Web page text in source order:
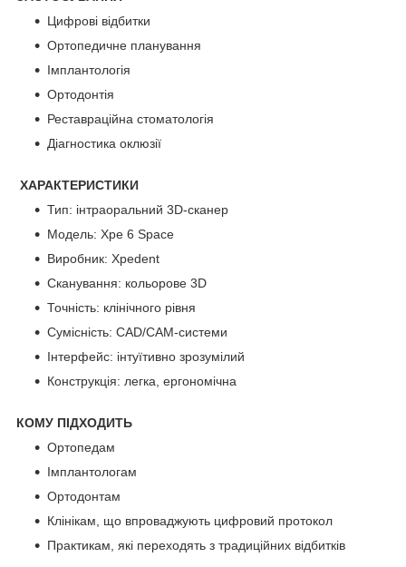
Цифрові відбитки
Ортопедичне планування
Імплантологія
Ортодонтія
Реставраційна стоматологія
Діагностика оклюзії
ХАРАКТЕРИСТИКИ
Тип: інтраоральний 3D-сканер
Модель: Xpe 6 Space
Виробник: Xpedent
Сканування: кольорове 3D
Точність: клінічного рівня
Сумісність: CAD/CAM-системи
Інтерфейс: інтуїтивно зрозумілий
Конструкція: легка, ергономічна
КОМУ ПІДХОДИТЬ
Ортопедам
Імплантологам
Ортодонтам
Клінікам, що впроваджують цифровий протокол
Практикам, які переходять з традиційних відбитків